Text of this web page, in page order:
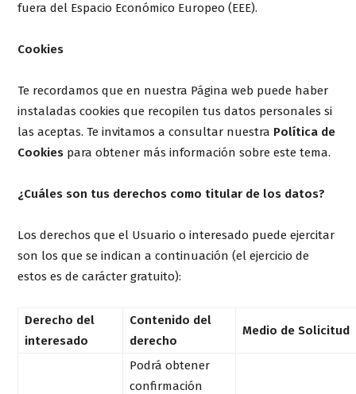
fuera del Espacio Económico Europeo (EEE).
Cookies
Te recordamos que en nuestra Página web puede haber
instaladas cookies que recopilen tus datos personales si
las aceptas. Te invitamos a consultar nuestra Política de
Cookies para obtener más información sobre este tema.
¿Cuáles son tus derechos como titular de los datos?
Los derechos que el Usuario o interesado puede ejercitar
son los que se indican a continuación (el ejercicio de
estos es de carácter gratuito):
Derecho del
interesado
Contenido del
derecho
Medio de Solicitud
Podrá obtener
confirmación